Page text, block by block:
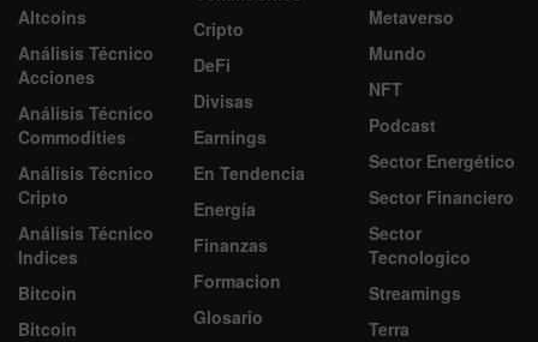
Altcoins
Análisis Técnico
Acciones
Análisis Técnico
Commodities
Análisis Técnico
Cripto
Análisis Técnico
Indices
Bitcoin
Bitcoin
Cripto
DeFi
Divisas
Earnings
En Tendencia
Energía
Finanzas
Formacion
Glosario
Metaverso
Mundo
NFT
Podcast
Sector Energético
Sector Financiero
Sector
Tecnologico
Streamings
Terra